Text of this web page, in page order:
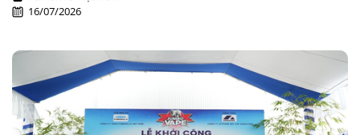
16/07/2026